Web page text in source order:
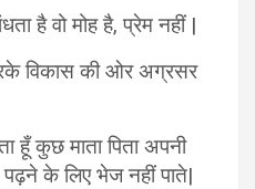
है वो मोह है, प्रेम नहीं |
विकास की ओर अग्रसर
हूँ कुछ माता पिता अपनी
के लिए भेज नहीं पाते|